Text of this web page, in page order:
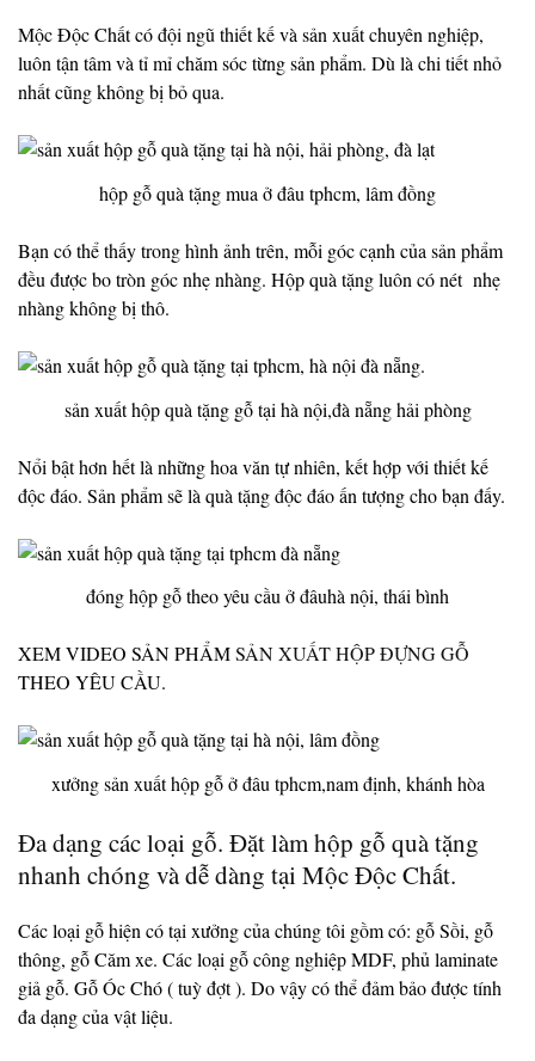
Mộc Độc Chất có đội ngũ thiết kế và sản xuất chuyên nghiệp,
luôn tận tâm và tỉ mỉ chăm sóc từng sản phẩm. Dù là chi tiết nhỏ
nhất cũng không bị bỏ qua.
hộp gỗ quà tặng mua ở đâu tphcm, lâm đồng
Bạn có thể thấy trong hình ảnh trên, mỗi góc cạnh của sản phẩm
đều được bo tròn góc nhẹ nhàng. Hộp quà tặng luôn có nét nhẹ
nhàng không bị thô.
sản xuất hộp quà tặng gỗ tại hà nội,đà nẵng hải phòng
Nổi bật hơn hết là những hoa văn tự nhiên, kết hợp với thiết kế
độc đáo. Sản phẩm sẽ là quà tặng độc đáo ấn tượng cho bạn đấy.
đóng hộp gỗ theo yêu cầu ở đâuhà nội, thái bình
XEM VIDEO SẢN PHẨMSẢN XUẤT HỘP ĐỰNG GỖ
THEO YÊU CẦU.
xưởng sản xuất hộp gỗ ở đâu tphcm,nam định, khánh hòa
Đa dạng các loại gỗ. Đặt làm hộp gỗ quà tặng
nhanh chóng và dễ dàng tại Mộc Độc Chất.
Các loại gỗ hiện có tại xưởng của chúng tôi gồm có: gỗ Sồi, gỗ
thông, gỗ Căm xe. Các loại gỗ công nghiệp MDF, phủ laminate
giả gỗ. Gỗ Óc Chó ( tuỳ đợt ). Do vậy có thể đảm bảo được tính
đa dạng của vật liệu.